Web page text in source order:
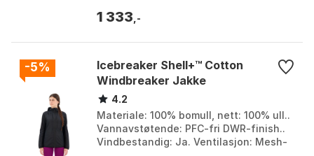
frontglidelås og st...
1 333 ,-
-5%
Icebreaker Shell+™ Cotton
Windbreaker Jakke
4.2
Materiale: 100% bomull, nett: 100% ull..
Vannavstøtende: PFC-fri DWR-finish..
Vindbestandig: Ja. Ventilasjon: Mesh-